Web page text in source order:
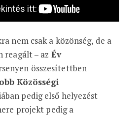
nem csak a közönség, de a
reagált – az Év
összesítettben
Közösségi
pedig első helyezést
projekt pedig a